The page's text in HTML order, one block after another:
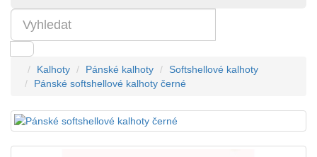
Kalhoty Pánské kalhoty
Softshellové kalhoty
Pánské softshellové kalhoty černé